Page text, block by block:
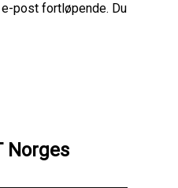
post fortløpende. Du
Norges